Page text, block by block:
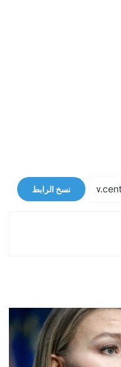
نسخ الرابط